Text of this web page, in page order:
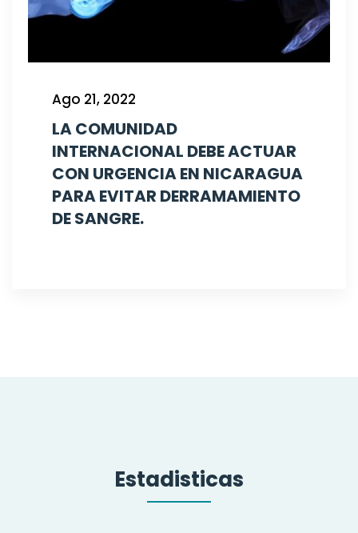
Ago 21, 2022
LA COMUNIDAD
INTERNACIONAL DEBE ACTUAR
CON URGENCIA EN NICARAGUA
PARA EVITAR DERRAMAMIENTO
DE SANGRE.
Estadisticas